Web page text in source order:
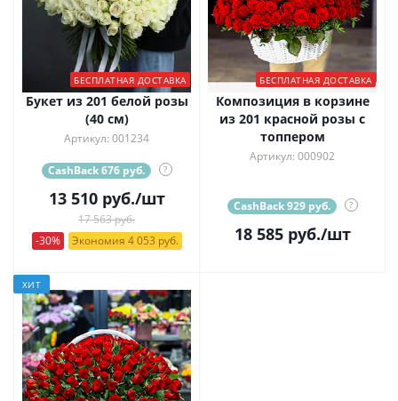
БЕСПЛАТНАЯ ДОСТАВКА
Букет из 201 белой розы
(40 см)
Артикул: 001234
CashBack 676 руб. ?
13 510руб./шт
17 563 руб.
-30%
Экономия 4 053 руб.
БЕСПЛАТНАЯ ДОСТАВКА
Композиция в корзине
из 201 красной розы с
топпером
Артикул: 000902
CashBack 929 руб. ?
18 585руб./шт
ХИТ